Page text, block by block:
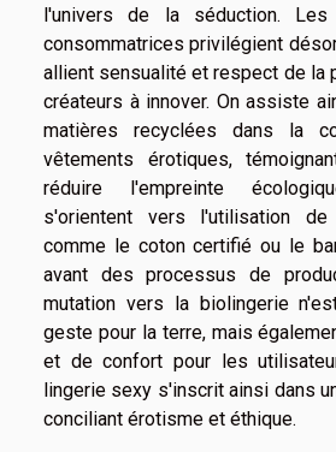
l'univers de la séduction. Les
consommatrices privilégient
allient sensualité et respect de la
créateurs à innover. On assiste
matières recyclées dans la
vêtements érotiques,
réduire l'empreinte
s'orientent vers l'utilisation
comme le coton certifié ou le
avant des processus de
mutation vers la biolingerie
geste pour la terre, mais
et de confort pour les
lingerie sexy s'inscrit ainsi dans
conciliant érotisme et éthique.